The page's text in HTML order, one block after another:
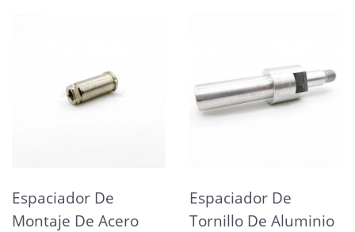
Espaciador De
Montaje De Acero
Espaciador De
Tornillo De Aluminio